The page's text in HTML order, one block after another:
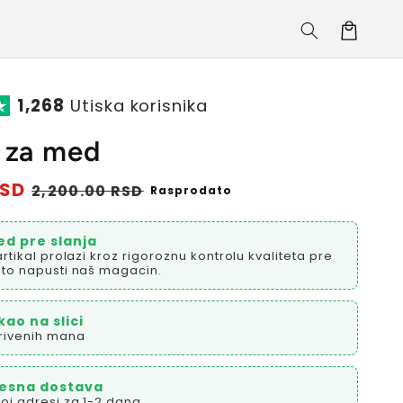
Korpa
1,268 Utiska korisnika
med
Prodajna
cena
2,200.00 RSD Rasprodato
pre slanja
prolazi kroz rigoroznu kontrolu kvaliteta pre
napusti naš magacin.
na slici
mana
dostava